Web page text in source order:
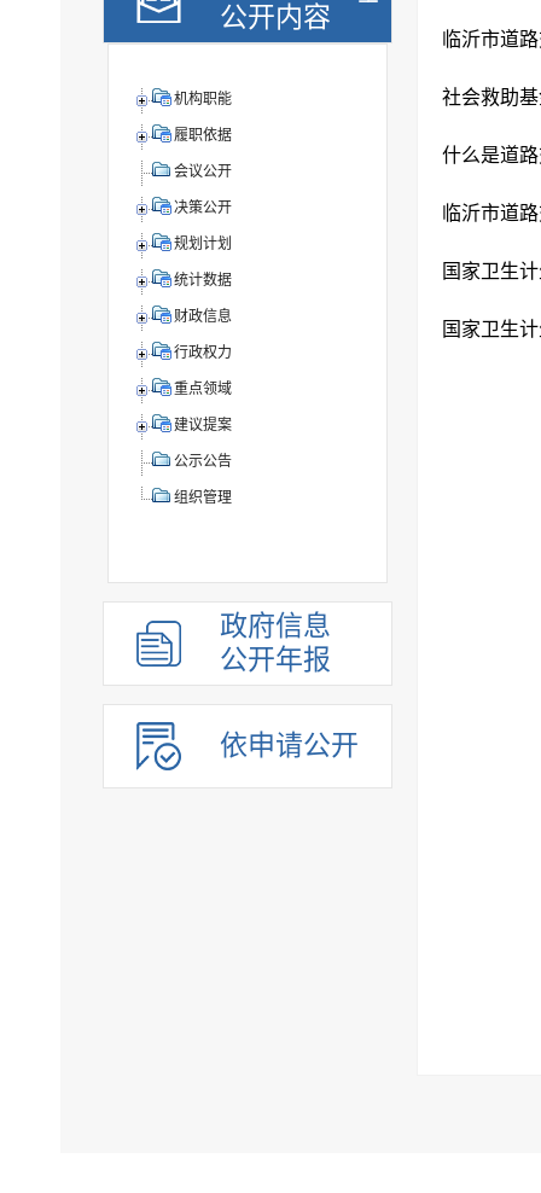
公开内容
机构职能
履职依据
会议公开
决策公开
规划计划
统计数据
财政信息
行政权力
重点领域
建议提案
公示公告
组织管理
政府信息
公开年报
依申请公开
临沂市道
社会救助
什么是道
临沂市道